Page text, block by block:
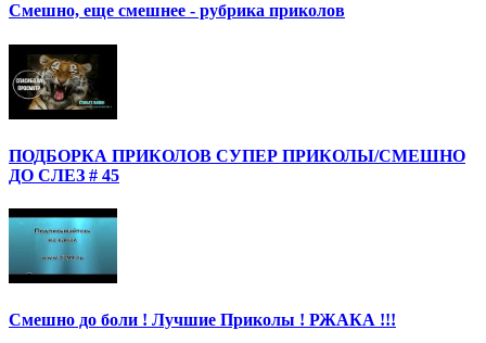
Смешно, еще смешнее - рубрика приколов
ПОДБОРКА ПРИКОЛОВ СУПЕР ПРИКОЛЫ/СМЕШНО
ДО СЛЕЗ # 45
Смешно до боли ! Лучшие Приколы ! РЖАКА !!!